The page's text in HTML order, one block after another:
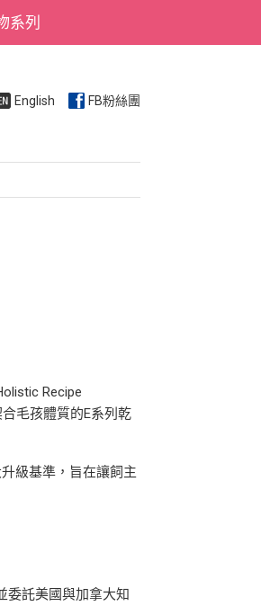
系列
English FB粉絲團
Recipe
毛孩體質的E系列乾
級基準，旨在讓飼主
委託美國與加拿大知